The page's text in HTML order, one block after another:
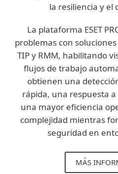
la resiliencia y el
La plataforma ESET
problemas con soluciones
TIP y RMM, habilitando
flujos de trabajo
obtienen una
rápida, una respuesta
una mayor eficiencia
complejidad mientras
seguridad en
MÁS